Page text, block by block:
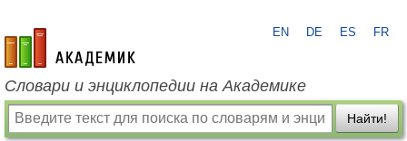
academic.ru
EN DE ES FR
Словари и энциклопедии на Академике
Найти!